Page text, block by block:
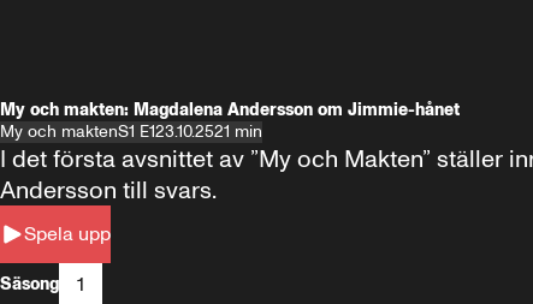
My och makten: Magdalena Andersson om Jimmie-hånet
My och maktenS1 E123.10.2521 min
Spela upp
I det första avsnittet av ”My och Makten”
Andersson till svars.
Säsong 1